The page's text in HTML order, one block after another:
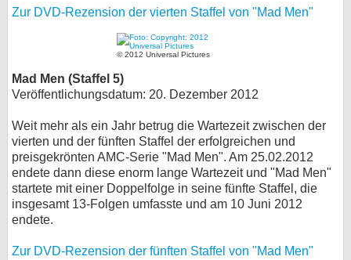
Zur DVD-Rezension der vierten Staffel von "Mad Men"
© 2012 Universal Pictures
Mad Men (Staffel 5)
Veröffentlichungsdatum: 20. Dezember 2012
Weit mehr als ein Jahr betrug die Wartezeit zwischen der
vierten und der fünften Staffel der erfolgreichen und
preisgekrönten AMC-Serie "Mad Men". Am 25.02.2012
endete dann diese enorm lange Wartezeit und "Mad Men"
startete mit einer Doppelfolge in seine fünfte Staffel, die
insgesamt 13-Folgen umfasste und am 10 Juni 2012
endete.
Zur DVD-Rezension der fünften Staffel von "Mad Men"